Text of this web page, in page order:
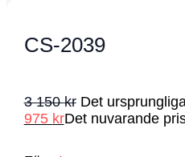
CS-2039
3 150kr Det
975 krDet nuvarande